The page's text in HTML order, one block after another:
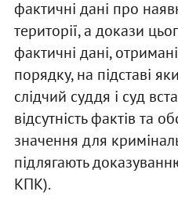
фактичні дані про
території, а докази
фактичні дані,
порядку, на підставі
слідчий суддя і суд
відсутність фактів та
значення для
підлягають
КПК).